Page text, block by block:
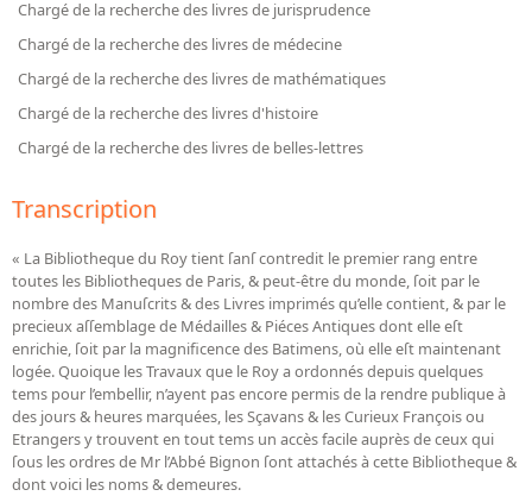
Listes et biographies des directeurs de départements
La Bibliothèque nationale de France à livre ouvert
Gallica - Son histoire
Dépôt de la Commission de récupération artistique
Appels
Appel à chercheurs : bourse Comité d’histoire de la BnF
Appel à projets
Recherche de sujets de recherche
Faire une suggestion de recherche
Chargé de la recherche des livres de jurisprudence
Chargé de la recherche des livres de médecine
Chargé de la recherche des livres de mathématiques
Chargé de la recherche des livres d'histoire
Chargé de la recherche des livres de belles-lettres
Transcription
« La Bibliotheque du Roy tient ſanſ contredit le premier rang entre
toutes les Bibliotheques de Paris, & peut-être du monde, ſoit par le
nombre des Manuſcrits & des Livres imprimés qu’elle contient, & par le
precieux aſſemblage de Médailles & Piéces Antiques dont elle eſt
enrichie, ſoit par la magnificence des Batimens, où elle eſt maintenant
logée. Quoique les Travaux que le Roy a ordonnés depuis quelques
tems pour l’embellir, n’ayent pas encore permis de la rendre publique à
des jours & heures marquées, les Sçavans & les Curieux François ou
Etrangers y trouvent en tout tems un accès facile auprès de ceux qui
ſous les ordres de Mr l’Abbé Bignon ſont attachés à cette Bibliotheque &
dont voici les noms & demeures.